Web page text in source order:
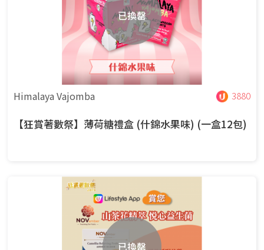
已換罄
Himalaya Vajomba 3880
【狂賞著數祭】薄荷糖禮盒 (什錦水果味) (一盒12包)
已換罄